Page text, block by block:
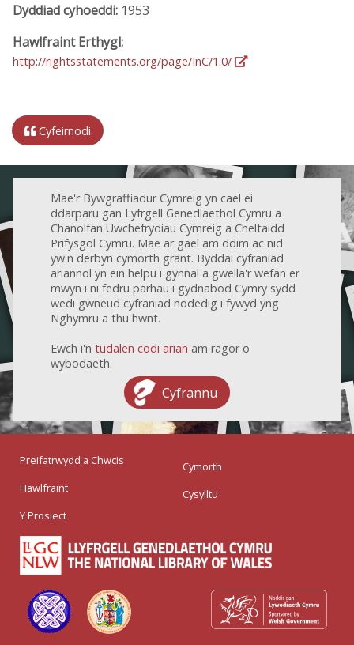
Dyddiad cyhoeddi: 1953
Hawlfraint Erthygl:
http://rightsstatements.org/page/InC/1.0/
Cyfeirnodi
Mae'r Bywgraffiadur Cymreig yn cael ei
ddarparu gan Lyfrgell Genedlaethol Cymru a
Chanolfan Uwchefrydiau Cymreig a Cheltaidd
Prifysgol Cymru. Mae ar gael am ddim ac nid
yw'n derbyn cymorth grant. Byddai cyfraniad
ariannol yn ein helpu i gynnal a gwella'r wefan er
mwyn i ni fedru parhau i gydnabod Cymry sydd
wedi gwneud cyfraniad nodedig i fywyd yng
Nghymru a thu hwnt.
Ewch i'n tudalen codi arian am ragor o
wybodaeth.
Cyfrannu
Preifatrwydd a Chwcis
Hawlfraint
Y Prosiect
Cymorth
Cysylltu